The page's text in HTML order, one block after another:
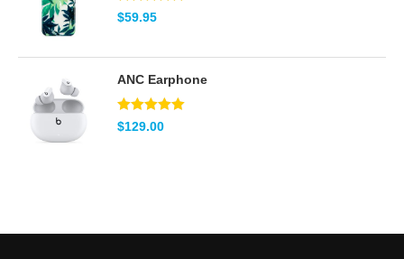
Note5.00
sur 5
$59.95
ANC Earphone
Note5.00
sur 5
$129.00